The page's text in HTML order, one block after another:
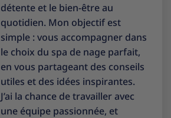
détente et le bien-être au
quotidien. Mon objectif est
simple : vous accompagner dans
le choix du spa de nage parfait,
en vous partageant des conseils
utiles et des idées inspirantes.
J’ai la chance de travailler avec
une équipe passionnée, et